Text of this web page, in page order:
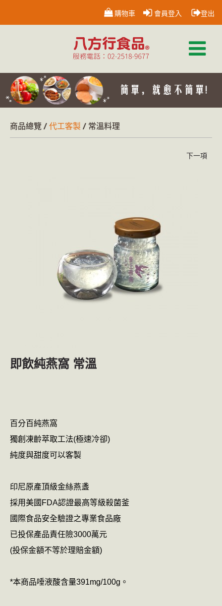
購物車 會員登入 登出
商品總覽 代工客製 常溫料理
下一項
即飲純燕窩 常溫
百分百純燕窩
獨創凍齡萃取工法(極速冷卻)
純度與甜度可以客製
印尼原產頂級金絲燕盞
採用美國FDA認證最高等級殺菌釜
國際食品安全驗證之專業食品廠
已投保產品責任險3000萬元
(投保金額不等於理賠金額)
*本商品唾液酸含量391mg/100g。